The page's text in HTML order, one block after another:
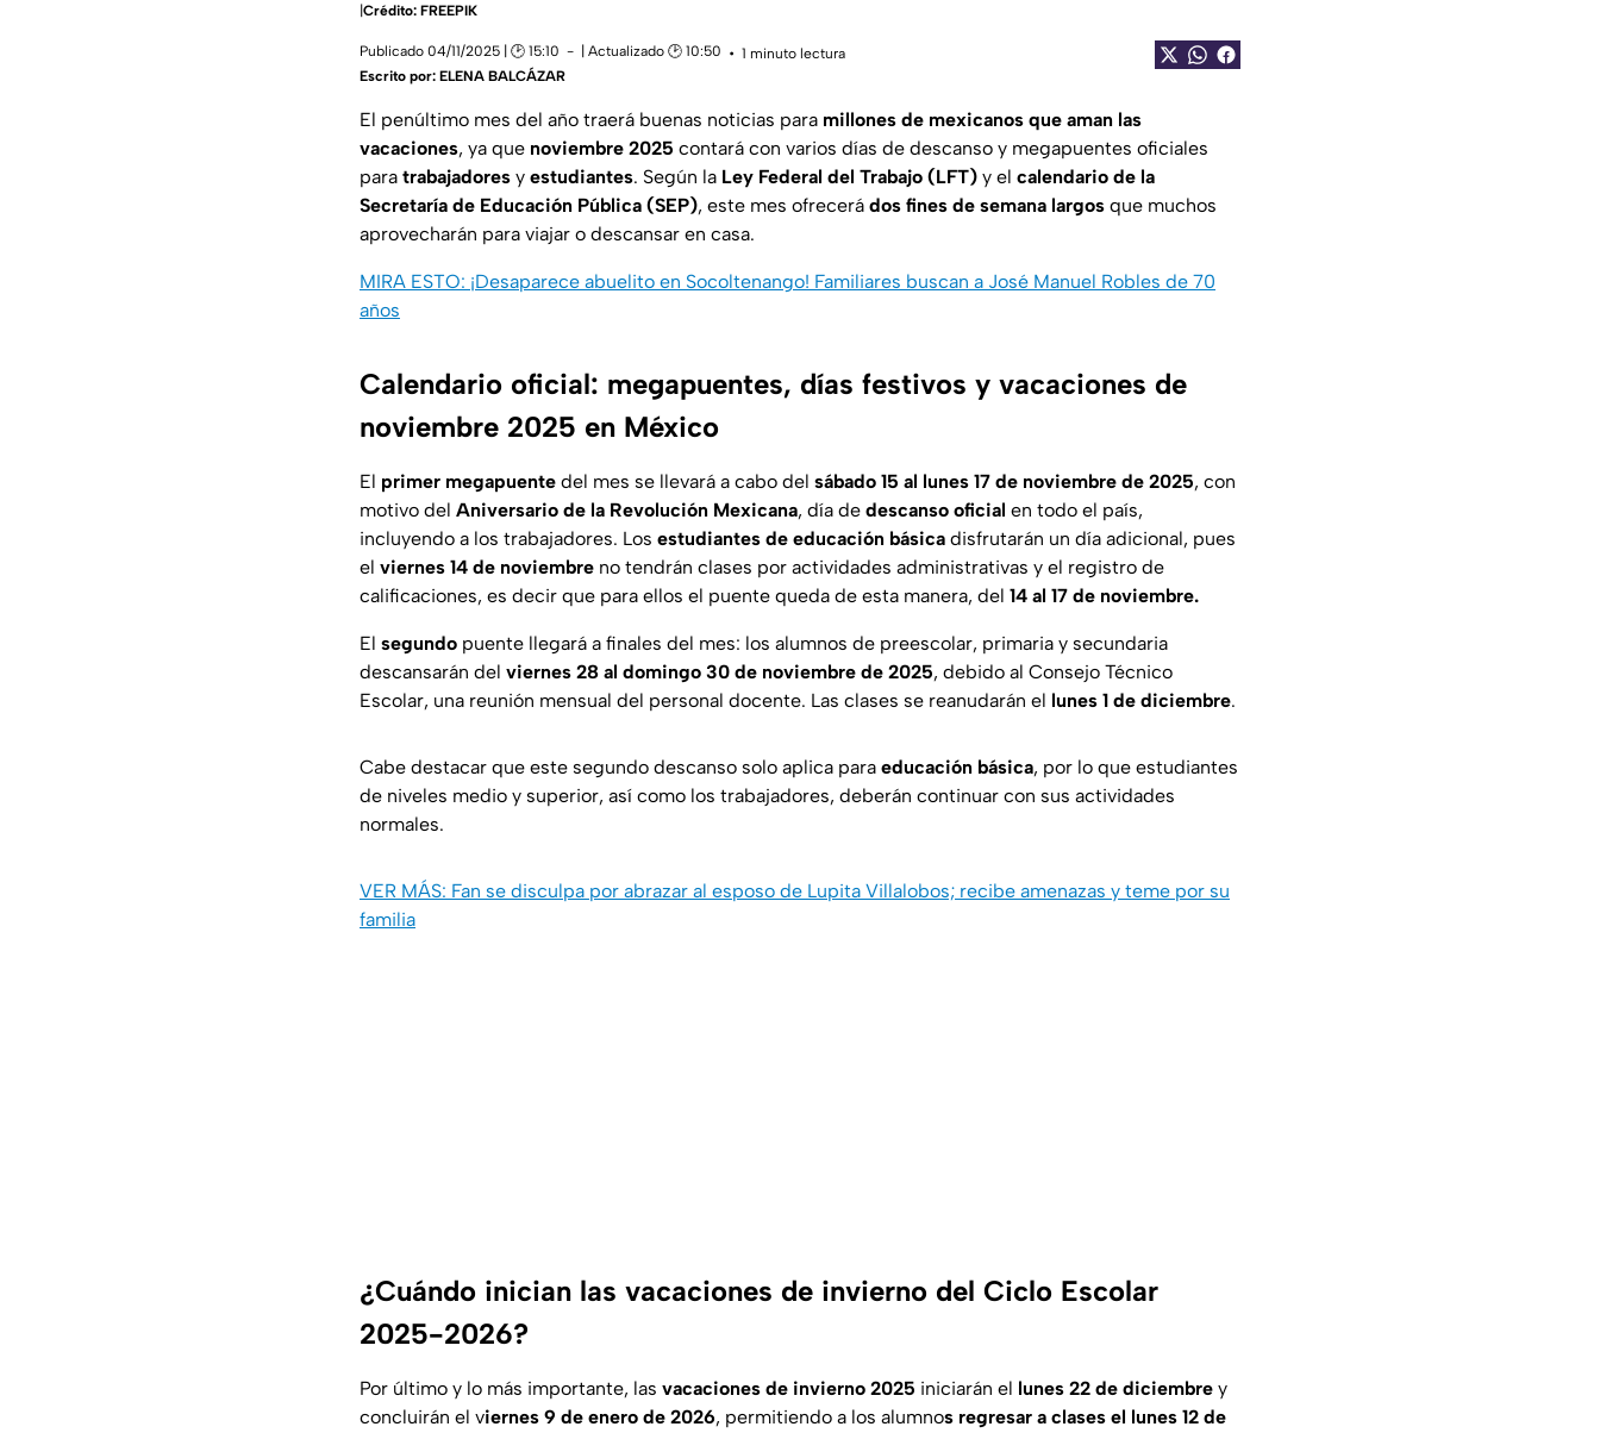
Crédito: FREEPIK
Publicado 04/11/2025 | 🕑 15:10 | Actualizado 🕑 10:50
1 minuto lectura
Escrito por: ELENA BALCÁZAR
El penúltimo mes del año traerá buenas noticias para millones de mexicanos que aman las
vacaciones, ya que noviembre 2025 contará con varios días de descanso y megapuentes oficiales
para trabajadores y estudiantes. Según la Ley Federal del Trabajo (LFT) y el calendario de la
Secretaría de Educación Pública (SEP), este mes ofrecerá dos fines de semana largos que muchos
aprovecharán para viajar o descansar en casa.
MIRA ESTO: ¡Desaparece abuelito en Socoltenango! Familiares buscan a José Manuel Robles de 70
años
Calendario oficial: megapuentes, días festivos y vacaciones de
noviembre 2025 en México
El primer megapuente del mes se llevará a cabo del sábado 15 al lunes 17 de noviembre de 2025, con
motivo del Aniversario de la Revolución Mexicana, día de descanso oficial en todo el país,
incluyendo a los trabajadores. Los estudiantes de educación básica disfrutarán un día adicional, pues
el viernes 14 de noviembre no tendrán clases por actividades administrativas y el registro de
calificaciones, es decir que para ellos el puente queda de esta manera, del 14 al 17 de noviembre.
El segundo puente llegará a finales del mes: los alumnos de preescolar, primaria y secundaria
descansarán del viernes 28 al domingo 30 de noviembre de 2025, debido al Consejo Técnico
Escolar, una reunión mensual del personal docente. Las clases se reanudarán el lunes 1 de diciembre.
Cabe destacar que este segundo descanso solo aplica para educación básica, por lo que estudiantes
de niveles medio y superior, así como los trabajadores, deberán continuar con sus actividades
normales.
VER MÁS: Fan se disculpa por abrazar al esposo de Lupita Villalobos; recibe amenazas y teme por su
familia
¿Cuándo inician las vacaciones de invierno del Ciclo Escolar
2025-2026?
Por último y lo más importante, las vacaciones de invierno 2025 iniciarán el lunes 22 de diciembre y
concluirán el viernes 9 de enero de 2026, permitiendo a los alumnos regresar a clases el lunes 12 de